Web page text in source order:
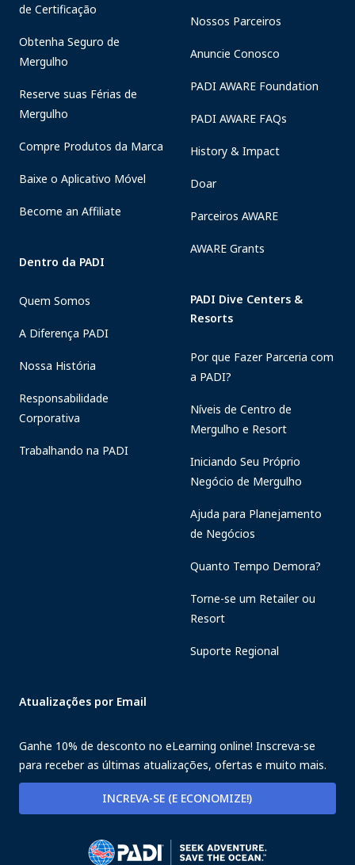
de Certificação
Obtenha Seguro de
Mergulho
Reserve suas Férias de
Mergulho
Compre Produtos da Marca
Baixe o Aplicativo Móvel
Become an Affiliate
Dentro da PADI
Quem Somos
A Diferença PADI
Nossa História
Responsabilidade
Corporativa
Trabalhando na PADI
Nossos Parceiros
Anuncie Conosco
PADI AWARE Foundation
PADI AWARE FAQs
History & Impact
Doar
Parceiros AWARE
AWARE Grants
PADI Dive Centers &
Resorts
Por que Fazer Parceria com
a PADI?
Níveis de Centro de
Mergulho e Resort
Iniciando Seu Próprio
Negócio de Mergulho
Ajuda para Planejamento
de Negócios
Quanto Tempo Demora?
Torne-se um Retailer ou
Resort
Suporte Regional
Atualizações por Email
Ganhe 10% de desconto no eLearning online! Inscreva-se
para receber as últimas atualizações, ofertas e muito mais.
INCREVA-SE (E ECONOMIZE!)